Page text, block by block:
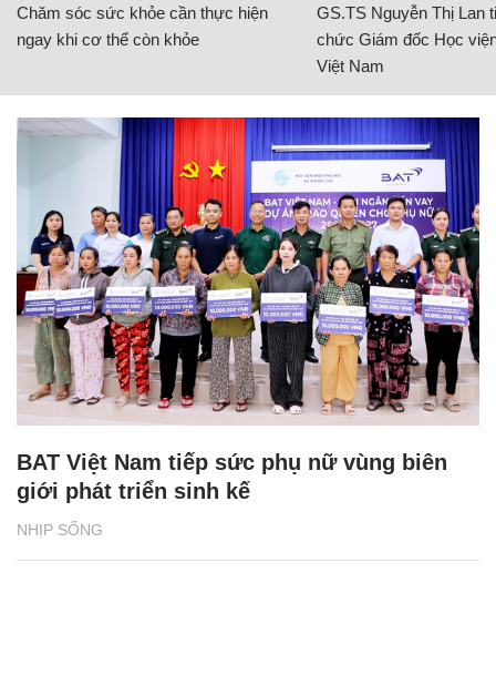
Chăm sóc sức khỏe cần thực hiện
ngay khi cơ thể còn khỏe
GS.TS Nguyễn Thị Lan
chức Giám đốc Học
Việt Nam
NHỊP SỐNG
BAT Việt Nam tiếp sức phụ nữ vùng biên
giới phát triển sinh kế